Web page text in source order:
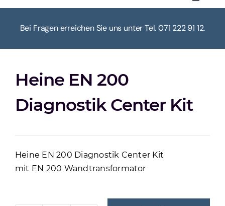
Toggle
HOME
MEIN KONTO
Bei Fragen erreichen Sie uns unter Tel. 071 222 91 12.
Heine EN 200
Diagnostik Center Kit
Heine EN 200 Diagnostik Center Kit
mit EN 200 Wandtransformator